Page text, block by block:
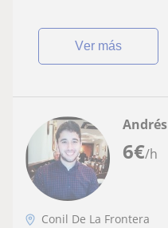
ver más
6€/h
Andrés
Conil De La Frontera